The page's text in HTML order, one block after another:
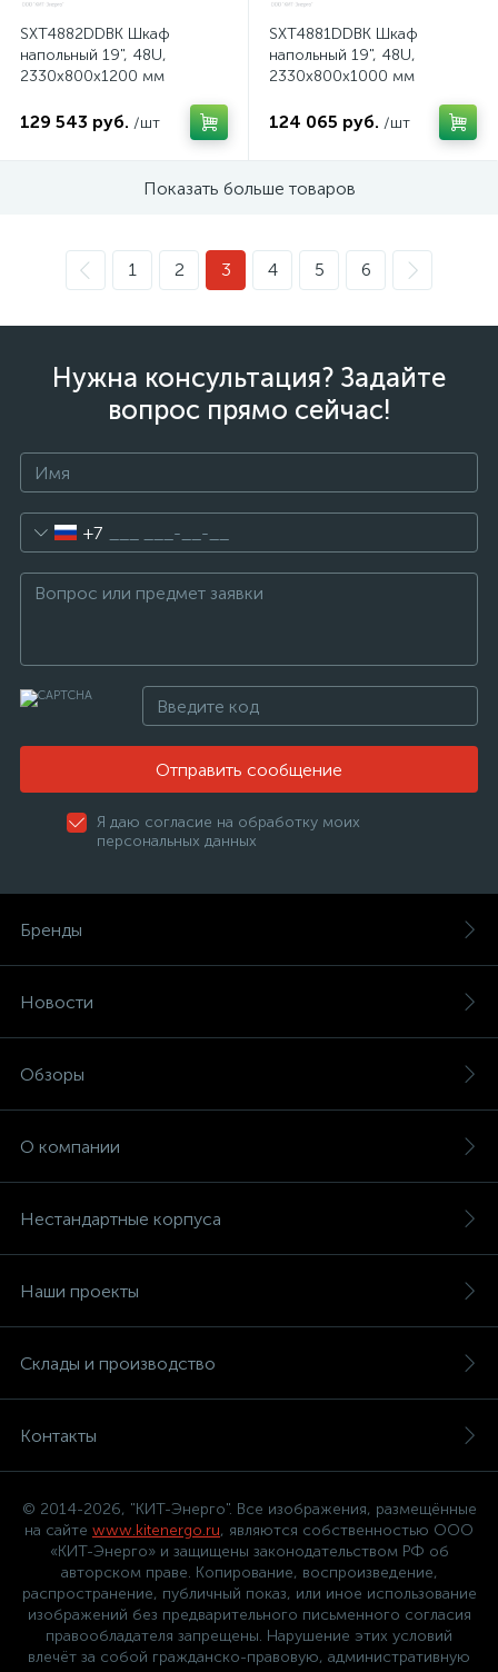
SXT4882DDBK Шкаф
напольный 19", 48U,
2330x800х1200 мм
129 543 руб. /шт
SXT4881DDBK Шкаф
напольный 19", 48U,
2330x800х1000 мм
124 065 руб. /шт
Показать больше товаров
1 2 3 4 5 6
Нужна консультация? Задайте
вопрос прямо сейчас!
+7
Отправить сообщение
Я даю согласие на обработку моих
персональных данных
Бренды
Новости
Обзоры
О компании
Нестандартные корпуса
Наши проекты
Склады и производство
Контакты
© 2014-2026, "КИТ-Энерго". Все изображения, размещённые
на сайте www.kitenergo.ru, являются собственностью ООО
«КИТ-Энерго» и защищены законодательством РФ об
авторском праве. Копирование, воспроизведение,
распространение, публичный показ, или иное использование
изображений без предварительного письменного согласия
правообладателя запрещены. Нарушение этих условий
влечёт за собой гражданско-правовую, административную